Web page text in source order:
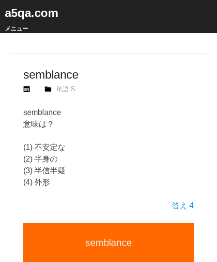
a5qa.com
メニュー
semblance
単語 S
semblance
意味は？
(1) 不安定な
(2) 半身の
(3) 半信半疑
(4) 外形
答え 4
semblance